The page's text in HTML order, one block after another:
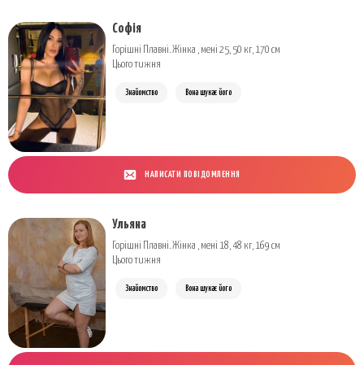
Софія
Горішні Плавні. Жінка , мені 25, 50 кг, 170 см
Цього тижня
Знайомство Вона шукає його
НАПИСАТИ ПОВІДОМЛЕННЯ
Ульяна
Горішні Плавні. Жінка , мені 18, 48 кг, 169 см
Цього тижня
Знайомство Вона шукає його